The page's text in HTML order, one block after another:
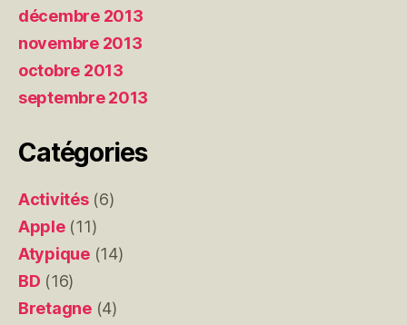
décembre 2013
novembre 2013
octobre 2013
septembre 2013
Catégories
Activités(6)
Apple(11)
Atypique(14)
BD (16)
Bretagne(4)